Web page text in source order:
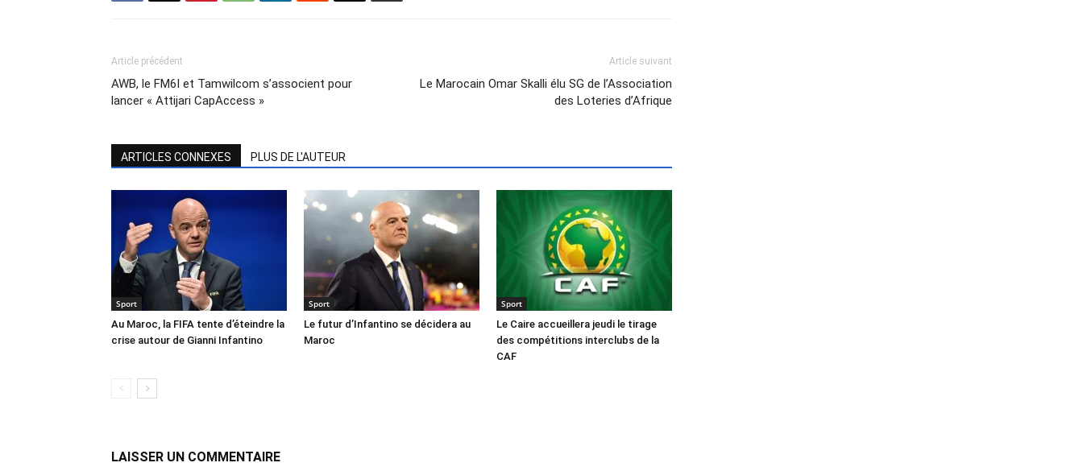
Article précédent
AWB, le FM6I et Tamwilcom s’associent pour
lancer « Attijari CapAccess »
Article suivant
Le Marocain Omar Skalli élu SG de l’Association
des Loteries d’Afrique
ARTICLES CONNEXES PLUS DE L'AUTEUR
Sport
Au Maroc, la FIFA tente d’éteindre la
crise autour de Gianni Infantino
Sport
Le futur d’Infantino se décidera au
Maroc
Sport
Le Caire accueillera jeudi le tirage
des compétitions interclubs de la
CAF
LAISSER UN COMMENTAIRE